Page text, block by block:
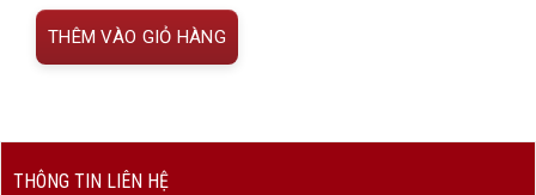
THÊM VÀO GIỎ HÀNG
THÔNG TIN LIÊN HỆ